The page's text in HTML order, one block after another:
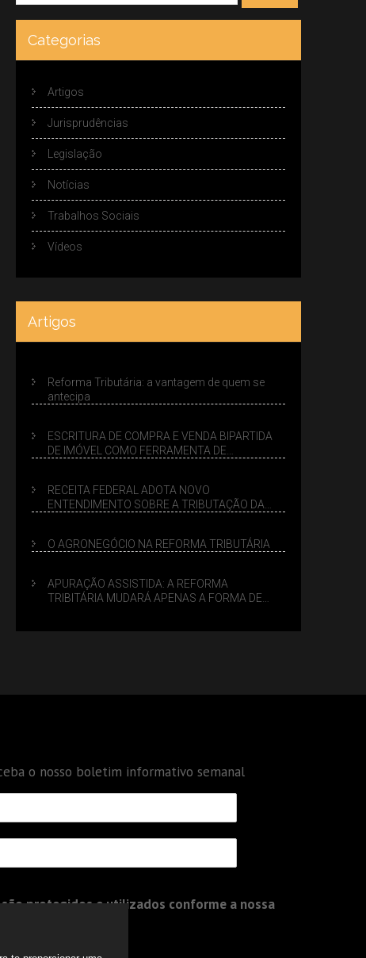
Categorias
Artigos
Jurisprudências
Legislação
Notícias
Trabalhos Sociais
Vídeos
Artigos
Reforma Tributária: a vantagem de quem se
antecipa
ESCRITURA DE COMPRA E VENDA BIPARTIDA
DE IMÓVEL COMO FERRAMENTA DE
RECEITA FEDERAL ADOTA NOVO
ENTENDIMENTO SOBRE A TRIBUTAÇÃO DA
O AGRONEGÓCIO NA REFORMA TRIBUTÁRIA
APURAÇÃO ASSISTIDA: A REFORMA
TRIBITÁRIA MUDARÁ APENAS A FORMA DE
o nosso boletim informativo semanal
protegidos e utilizados conforme a nossa